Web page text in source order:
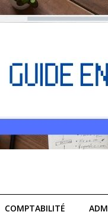
COMPTABILITÉ